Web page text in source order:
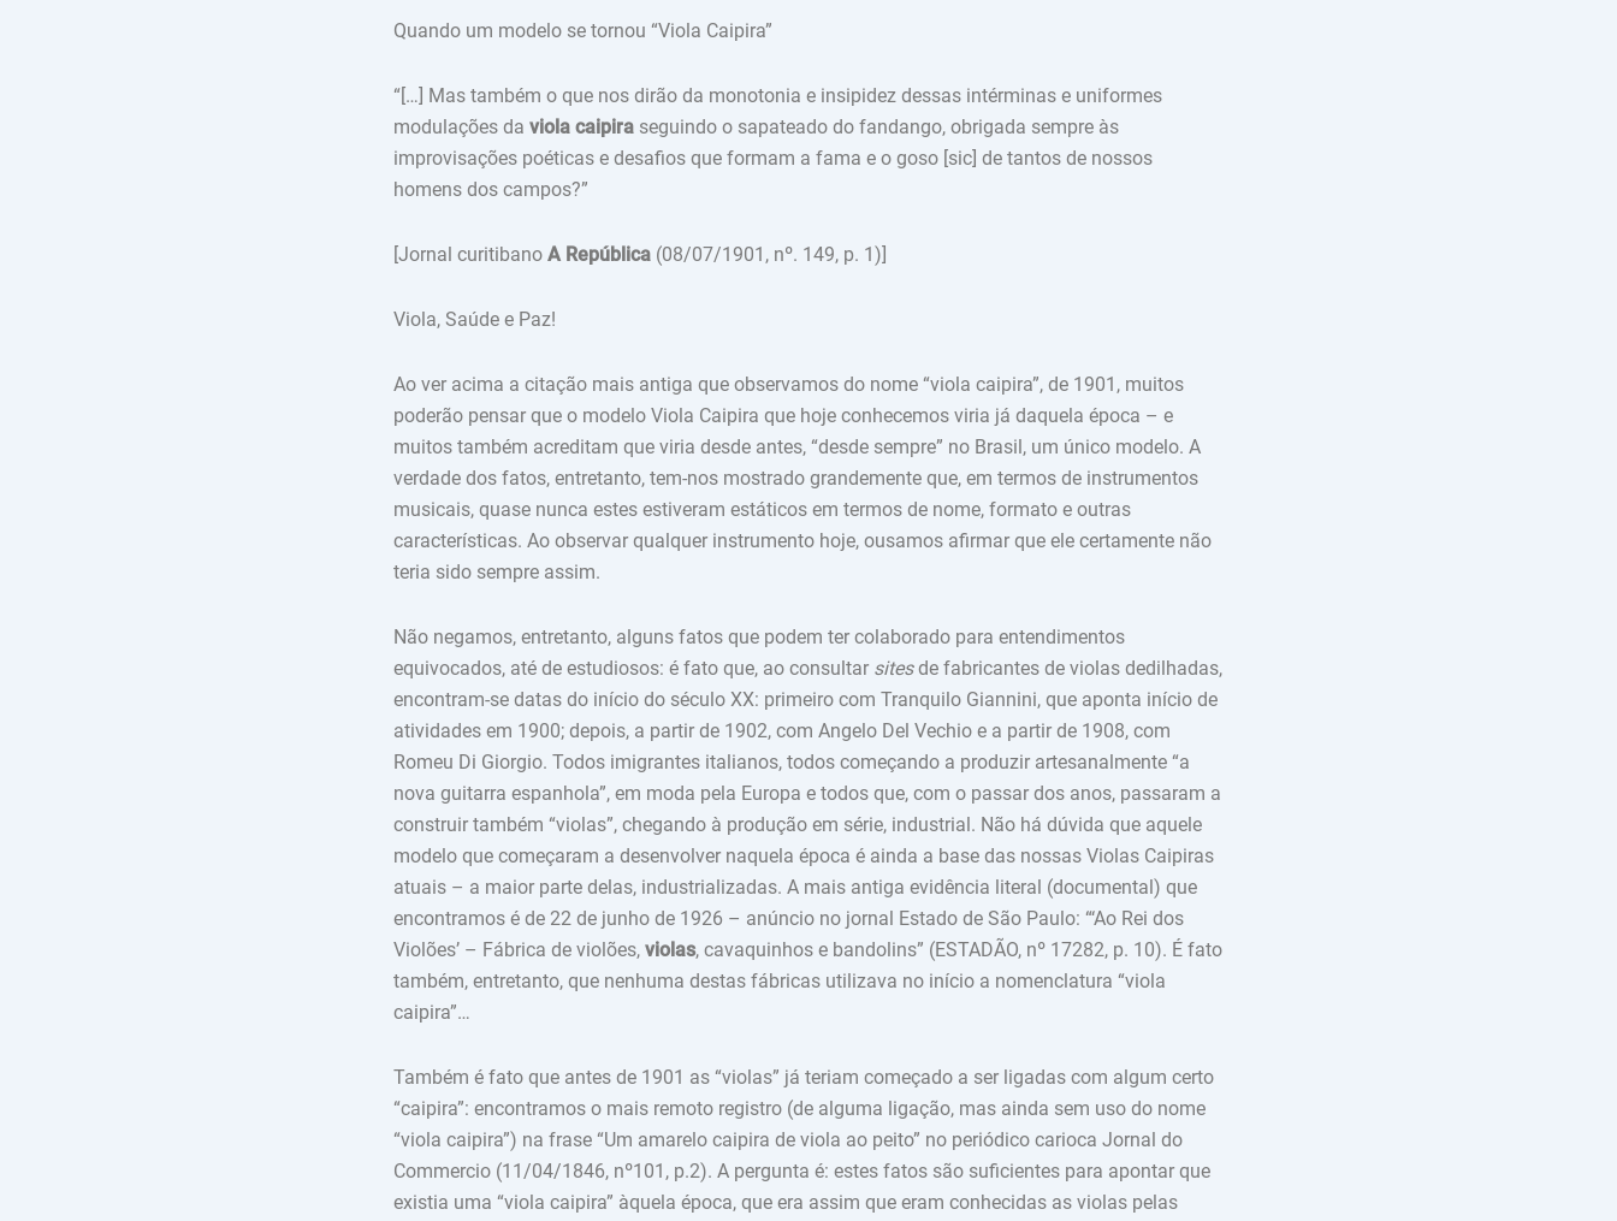
Quando um modelo se tornou “Viola Caipira”
“[…] Mas também o que nos dirão da monotonia e insipidez dessas intérminas e uniformes
modulações da viola caipira seguindo o sapateado do fandango, obrigada sempre às
improvisações poéticas e desafios que formam a fama e o goso [sic] de tantos de nossos
homens dos campos?”
[Jornal curitibano A República (08/07/1901, nº. 149, p. 1)]
Viola, Saúde e Paz!
Ao ver acima a citação mais antiga que observamos do nome “viola caipira”, de 1901, muitos
poderão pensar que o modelo Viola Caipira que hoje conhecemos viria já daquela época – e
muitos também acreditam que viria desde antes, “desde sempre” no Brasil, um único modelo. A
verdade dos fatos, entretanto, tem-nos mostrado grandemente que, em termos de instrumentos
musicais, quase nunca estes estiveram estáticos em termos de nome, formato e outras
características. Ao observar qualquer instrumento hoje, ousamos afirmar que ele certamente não
teria sido sempre assim.
Não negamos, entretanto, alguns fatos que podem ter colaborado para entendimentos
equivocados, até de estudiosos: é fato que, ao consultar sitesde fabricantes de violas dedilhadas,
encontram-se datas do início do século XX: primeiro com Tranquilo Giannini, que aponta início de
atividades em 1900; depois, a partir de 1902, com Angelo Del Vechio e a partir de 1908, com
Romeu Di Giorgio. Todos imigrantes italianos, todos começando a produzir artesanalmente “a
nova guitarra espanhola”, em moda pela Europa e todos que, com o passar dos anos, passaram a
construir também “violas”, chegando à produção em série, industrial. Não há dúvida que aquele
modelo que começaram a desenvolver naquela época é ainda a base das nossas Violas Caipiras
atuais – a maior parte delas, industrializadas. A mais antiga evidência literal (documental) que
encontramos é de 22 de junho de 1926 – anúncio no jornal Estado de São Paulo: “‘Ao Rei dos
Violões’ – Fábrica de violões, violas, cavaquinhos e bandolins” (ESTADÃO, nº 17282, p. 10). É fato
também, entretanto, que nenhuma destas fábricas utilizava no início a nomenclatura “viola
caipira”…
Também é fato que antes de 1901 as “violas” já teriam começado a ser ligadas com algum certo
“caipira”: encontramos o mais remoto registro (de alguma ligação, mas ainda sem uso do nome
“viola caipira”) na frase “Um amarelo caipira de viola ao peito” no periódico carioca Jornal do
Commercio (11/04/1846, nº101, p.2). A pergunta é: estes fatos são suficientes para apontar que
existia uma “viola caipira” àquela época, que era assim que eram conhecidas as violas pelas